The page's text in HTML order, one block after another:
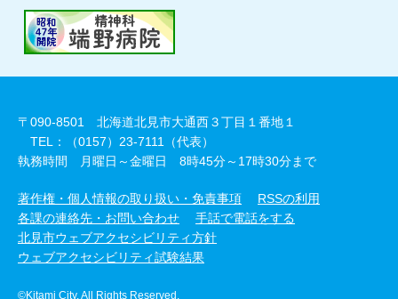
〒090-8501 北海道北見市大通西３丁目１番地１
TEL：（0157）23-7111（代表）
執務時間 月曜日～金曜日 8時45分～17時30分まで
著作権・個人情報の取り扱い・免責事項
RSSの利用
各課の連絡先・お問い合わせ
手話で電話をする
北見市ウェブアクセシビリティ方針
ウェブアクセシビリティ試験結果
©Kitami City. All Rights Reserved.